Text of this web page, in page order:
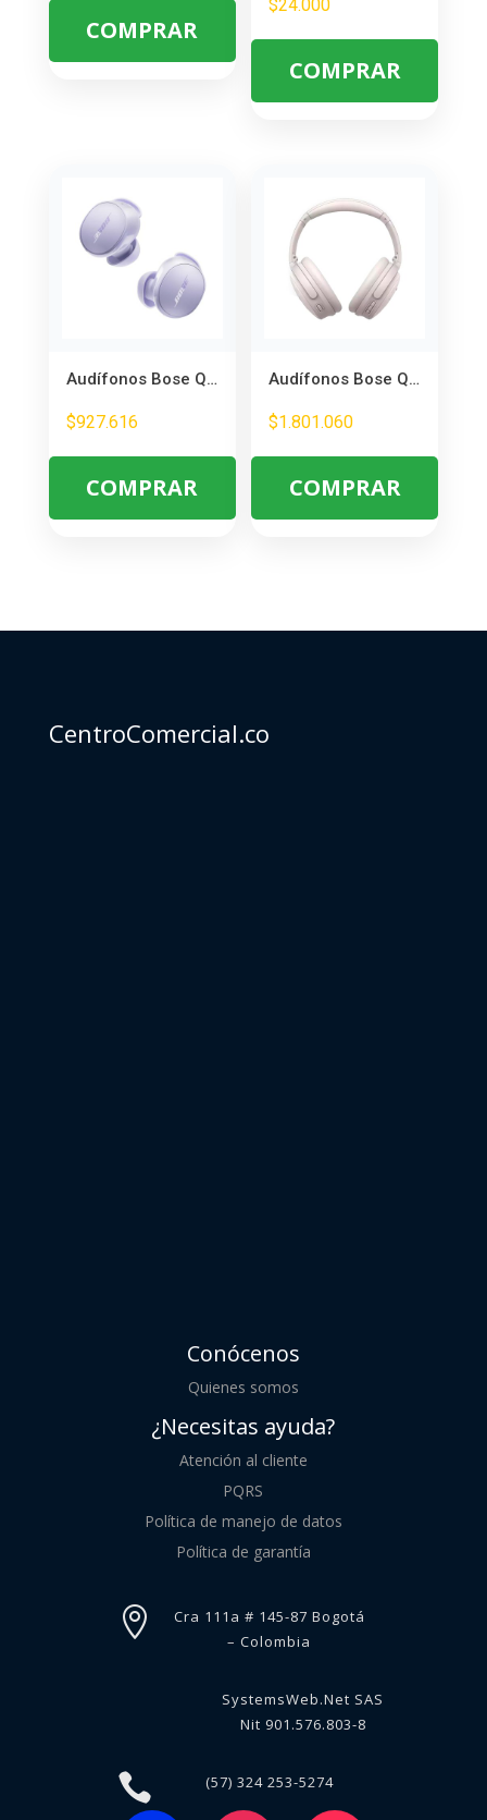
COMPRAR
$24.000
COMPRAR
Audífonos Bose QuietComfort – Cancelación de Ruido y Resistencia IPX4
$927.616
COMPRAR
Audífonos Bose QuietComfort – Cancelación de Ruido y 24h Batería
$1.801.060
COMPRAR
CentroComercial.co
Conócenos
Quienes somos
¿Necesitas ayuda?
Atención al cliente
PQRS
Política de manejo de datos
Política de garantía

Cra 111a # 145-87 Bogotá
– Colombia
SystemsWeb.Net SAS
Nit 901.576.803-8
 (57) 324 253-5274